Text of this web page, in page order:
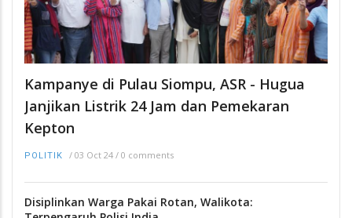
Kampanye di Pulau Siompu, ASR - Hugua
Janjikan Listrik 24 Jam dan Pemekaran
Kepton
POLITIK / 03 Oct 24 / 0 comments
Disiplinkan Warga Pakai Rotan, Walikota: